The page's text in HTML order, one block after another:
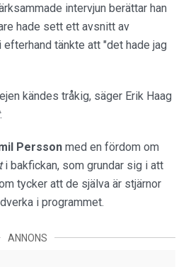
intervjun berättar han
hade sett ett avsnitt av
tänkte att "det hade jag
kändes tråkig, säger Erik Haag
.
Persson med en fördom om
i bakfickan, som grundar sig i att
tycker att de själva är stjärnor
i programmet.
ANNONS